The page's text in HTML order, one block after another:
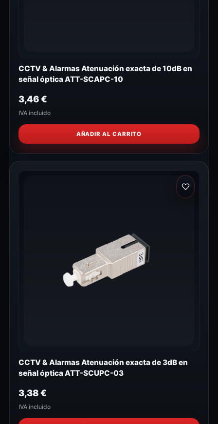
CCTV & Alarmas Atenuación exacta de 10dB en
señal óptica ATT-SCAPC-10
3,46€
IVA incluido
AÑADIR AL CARRITO
CCTV & Alarmas Atenuación exacta de 3dB en
señal óptica ATT-SCUPC-03
3,38€
IVA incluido